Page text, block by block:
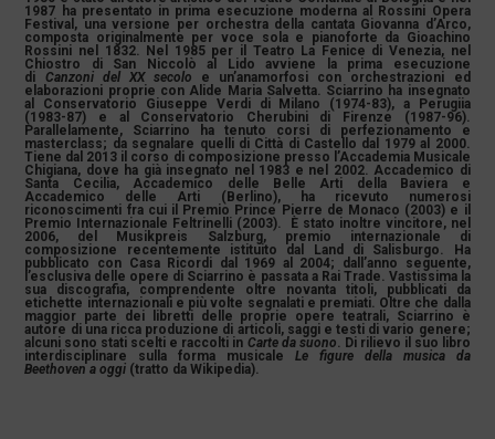
1987 ha presentato in prima esecuzione moderna al Rossini Opera
Festival, una versione per orchestra della cantata Giovanna d’Arco,
composta originalmente per voce sola e pianoforte da Gioachino
Rossini nel 1832. Nel 1985 per il Teatro La Fenice di Venezia, nel
Chiostro di San Niccolò al Lido avviene la prima esecuzione
di Canzoni del XX secolo e un’anamorfosi con orchestrazioni ed
elaborazioni proprie con Alide Maria Salvetta. Sciarrino ha insegnato
al Conservatorio Giuseppe Verdi di Milano (1974-83), a Perugiia
(1983-87) e al Conservatorio Cherubini di Firenze (1987-96).
Parallelamente, Sciarrino ha tenuto corsi di perfezionamento e
masterclass; da segnalare quelli di Città di Castello dal 1979 al 2000.
Tiene dal 2013 il corso di composizione presso l’Accademia Musicale
Chigiana, dove ha già insegnato nel 1983 e nel 2002. Accademico di
Santa Cecilia, Accademico delle Belle Arti della Baviera e
Accademico delle Arti (Berlino), ha ricevuto numerosi
riconoscimenti fra cui il Premio Prince Pierre de Monaco (2003) e il
Premio Internazionale Feltrinelli (2003). È stato inoltre vincitore, nel
2006, del Musikpreis Salzburg, premio internazionale di
composizione recentemente istituito dal Land di Salisburgo. Ha
pubblicato con Casa Ricordi dal 1969 al 2004; dall’anno seguente,
l’esclusiva delle opere di Sciarrino è passata a Rai Trade. Vastissima la
sua discografia, comprendente oltre novanta titoli, pubblicati da
etichette internazionali e più volte segnalati e premiati. Oltre che dalla
maggior parte dei libretti delle proprie opere teatrali, Sciarrino è
autore di una ricca produzione di articoli, saggi e testi di vario genere;
alcuni sono stati scelti e raccolti in Carte da suono . Di rilievo il suo libro
interdisciplinare sulla forma musicale Le figure della musica da
Beethoven a oggi (tratto da Wikipedia).